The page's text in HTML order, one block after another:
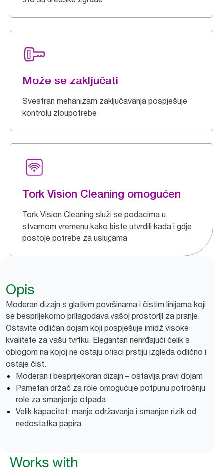
Može se zaključati
Svestran mehanizam zaključavanja pospješuje
kontrolu zloupotrebe
Tork Vision Cleaning omogućen
Tork Vision Cleaning služi se podacima u
stvarnom vremenu kako biste utvrdili kada i gdje
postoje potrebe za uslugama
Opis
Moderan dizajn s glatkim površinama i čistim linijama koji
se besprijekorno prilagođava vašoj prostoriji za pranje.
Ostavite odličan dojam koji pospješuje imidž visoke
kvalitete za vašu tvrtku. Elegantan nehrđajući čelik s
oblogom na kojoj ne ostaju otisci prstiju izgleda odlično i
ostaje čist.
Moderan i besprijekoran dizajn – ostavlja pravi dojam
Pametan držač za role omogućuje potpunu potrošnju
role za smanjenje otpada
Velik kapacitet: manje održavanja i smanjen rizik od
nedostatka papira
Works with